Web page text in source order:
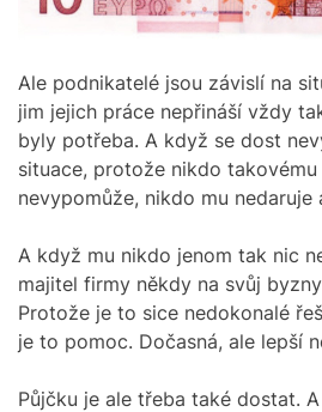
Ale podnikatelé jsou závislí na
jim jejich práce nepřináší vždy
byly potřeba. A když se dost
situace, protože nikdo
nevypomůže, nikdo mu nedaruje
A když mu nikdo jenom tak nic
majitel firmy někdy na svůj
Protože je to sice nedokonalé
je to pomoc. Dočasná, ale lepší
Půjčku je ale třeba také dostat.